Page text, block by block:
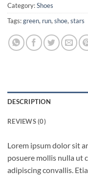
Category:Shoes
Tags:green, run, shoe, stars
DESCRIPTION
REVIEWS (0)
Lorem ipsum dolor sit
posuere mollis nulla ut
adipiscing convallis.